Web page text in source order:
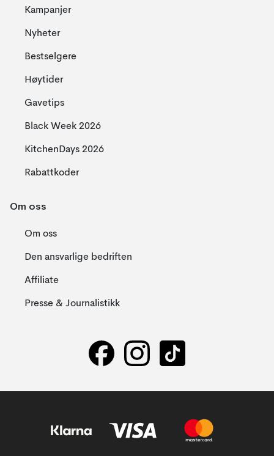
Kampanjer
Nyheter
Bestselgere
Høytider
Gavetips
Black Week 2026
KitchenDays 2026
Rabattkoder
Om oss
Om oss
Den ansvarlige bedriften
Affiliate
Presse & Journalistikk